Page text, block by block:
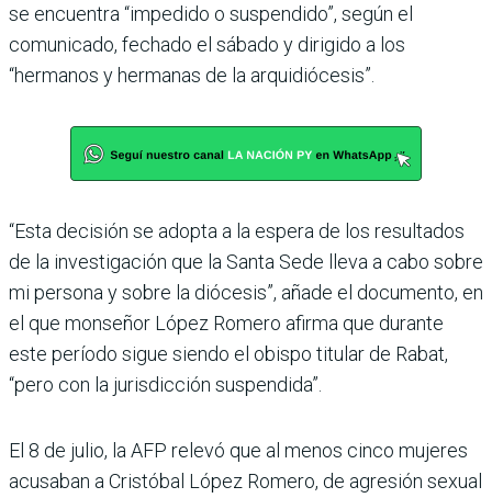
se encuentra “impedido o suspendido”, según el
comunicado, fechado el sábado y dirigido a los
“hermanos y hermanas de la arquidiócesis”.
“Esta decisión se adopta a la espera de los resultados
de la investigación que la Santa Sede lleva a cabo sobre
mi persona y sobre la diócesis”, añade el documento, en
el que monseñor López Romero afirma que durante
este período sigue siendo el obispo titular de Rabat,
“pero con la jurisdicción suspendida”.
El 8 de julio, la AFP relevó que al menos cinco mujeres
acusaban a Cristóbal López Romero, de agresión sexual